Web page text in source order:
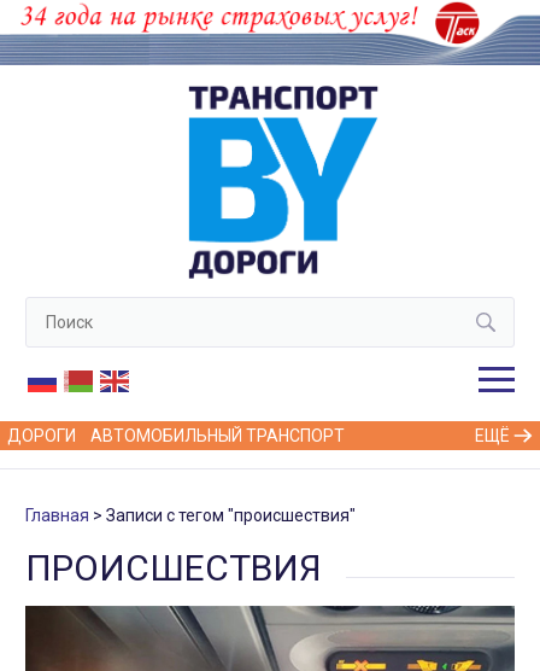
ДОРОГИ АВТОМОБИЛЬНЫЙ ТРАНСПОРТ ЕЩЁ
Главная Записи с тегом "происшествия"
ПРОИСШЕСТВИЯ